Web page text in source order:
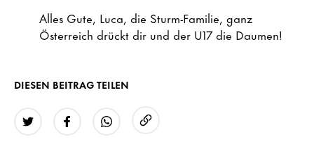
Alles Gute, Luca, die Sturm-Familie, ganz
Österreich drückt dir und der U17 die Daumen!
DIESEN BEITRAG TEILEN